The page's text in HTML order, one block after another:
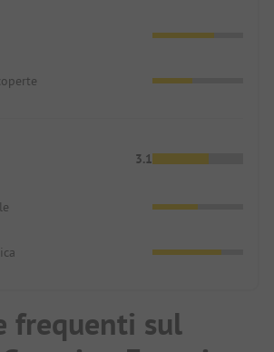
3.1
frequenti sul